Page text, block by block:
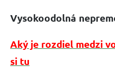
Vysokoodolná
Aký je rozdiel medzi
si tu